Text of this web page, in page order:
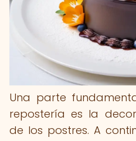
Una parte
repostería es la
de los postres. A